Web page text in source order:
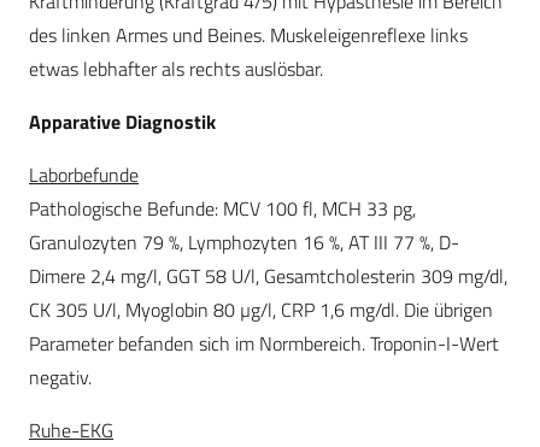
des linken Armes und Beines. Muskeleigenreflexe links
etwas lebhafter als rechts auslösbar.
Apparative Diagnostik
Laborbefunde
Pathologische Befunde: MCV 100 fl, MCH 33 pg,
Granulozyten 79 %, Lymphozyten 16 %, AT III 77 %, D-
Dimere 2,4 mg/l, GGT 58 U/l, Gesamtcholesterin 309 mg/dl,
CK 305 U/l, Myoglobin 80 µg/l, CRP 1,6 mg/dl. Die übrigen
Parameter befanden sich im Normbereich. Troponin-I-Wert
negativ.
Ruhe-EKG